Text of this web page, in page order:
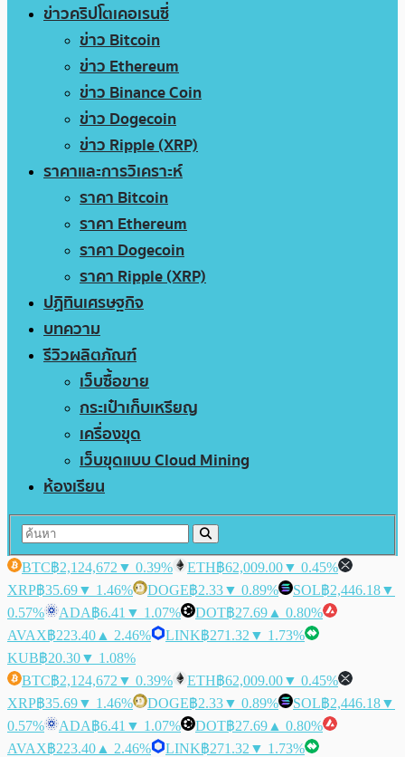
ข่าวคริปโตเคอเรนซี่
ข่าว Bitcoin
ข่าว Ethereum
ข่าว Binance Coin
ข่าว Dogecoin
ข่าว Ripple (XRP)
ราคาและการวิเคราะห์
ราคา Bitcoin
ราคา Ethereum
ราคา Dogecoin
ราคา Ripple (XRP)
ปฏิทินเศรษฐกิจ
บทความ
รีวิวผลิตภัณฑ์
เว็บซื้อขาย
กระเป๋าเก็บเหรียญ
เครื่องขุด
เว็บขุดแบบ Cloud Mining
ห้องเรียน
BTC฿2,124,672 ▼ 0.39% ETH฿62,009.00▼ 0.45%
XRP฿35.69▼ 1.46% DOGE฿2.33▼ 0.89% SOL฿2,446.18▼
0.57%
ADA฿6.41 ▼ 1.07% DOT฿27.69 ▲ 0.80%
AVAX฿223.40 ▲ 2.46% LINK฿271.32 ▼ 1.73%
KUB฿20.30▼ 1.08%
BTC฿2,124,672 ▼ 0.39% ETH฿62,009.00▼ 0.45%
XRP฿35.69▼ 1.46% DOGE฿2.33▼ 0.89% SOL฿2,446.18▼
0.57%
ADA฿6.41 ▼ 1.07% DOT฿27.69 ▲ 0.80%
AVAX฿223.40 ▲ 2.46% LINK฿271.32 ▼ 1.73%